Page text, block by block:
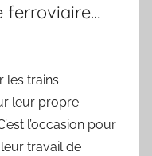
ferroviaire…
les trains
leur propre
l’occasion pour
travail de